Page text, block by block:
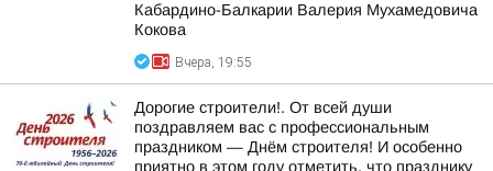
Кабардино-Балкарии Валерия Мухамедовича
Кокова
Вчера, 19:55
Дорогие строители!. От всей души
поздравляем вас с профессиональным
праздником — Днём строителя! И особенно
приятно в этом году отметить, что празднику